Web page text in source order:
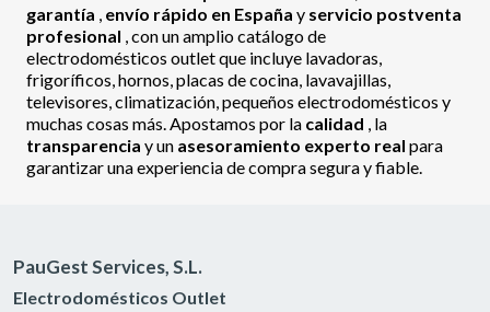
garantía , envío rápido en España y servicio postventa
profesional , con un amplio catálogo de
electrodomésticos outlet que incluye lavadoras,
frigoríficos, hornos, placas de cocina, lavavajillas,
televisores, climatización, pequeños electrodomésticos y
muchas cosas más. Apostamos por la calidad , la
transparencia y un asesoramiento experto real para
garantizar una experiencia de compra segura y fiable.
PauGest Services, S.L.
Electrodomésticos Outlet